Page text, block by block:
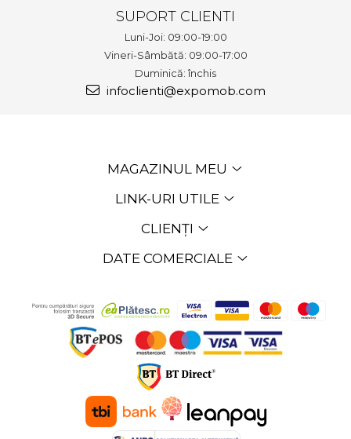
SUPORT CLIENTI
Luni-Joi: 09:00-19:00
Vineri-Sâmbătă: 09:00-17:00
Duminică: închis
infoclienti@expomob.com
MAGAZINUL MEU
LINK-URI UTILE
CLIENȚI
DATE COMERCIALE